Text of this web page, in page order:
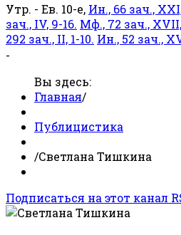
Утр. - Ев. 10-е, Ин., 66 зач.,
зач., IV, 9-16. Мф., 72 зач.,
292 зач., II, 1-10. Ин., 52 зач.,
-
Вы здесь:
Главная/
Публицистика
/Светлана Тишкина
Подписаться на этот канал